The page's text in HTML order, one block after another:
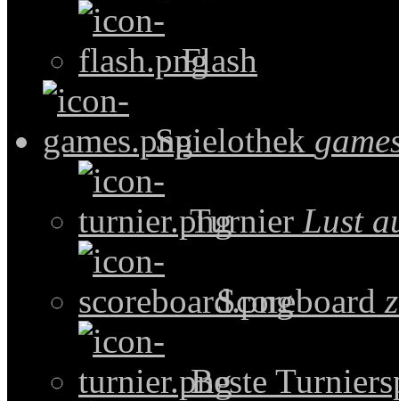
Flash
Spielothek
Turnier Lust
Scoreboard
Beste